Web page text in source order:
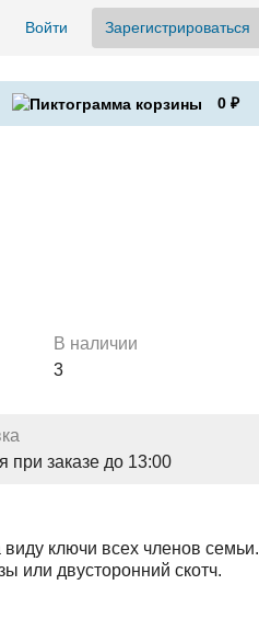
Войти Зарегистрироваться
0 ₽
В наличии
3
при заказе до 13:00
ключи всех членов семьи.
или двусторонний скотч.